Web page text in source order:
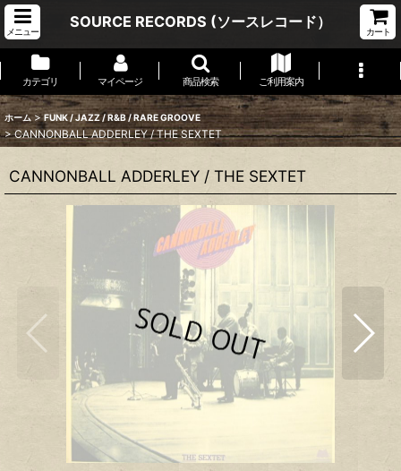
メニュー
SOURCE RECORDS (ソースレコード）
カート
カテゴリ マイページ 商品検索 ご利用案内
ホーム > FUNK / JAZZ / R&B / RARE GROOVE
> CANNONBALL ADDERLEY / THE SEXTET
CANNONBALL ADDERLEY / THE SEXTET